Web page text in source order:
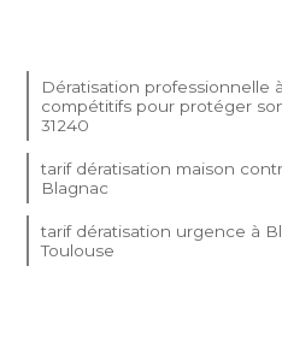
Dératisation professionnelle
compétitifs pour protéger
31240
tarif dératisation maison
Blagnac
tarif dératisation urgence à
Toulouse